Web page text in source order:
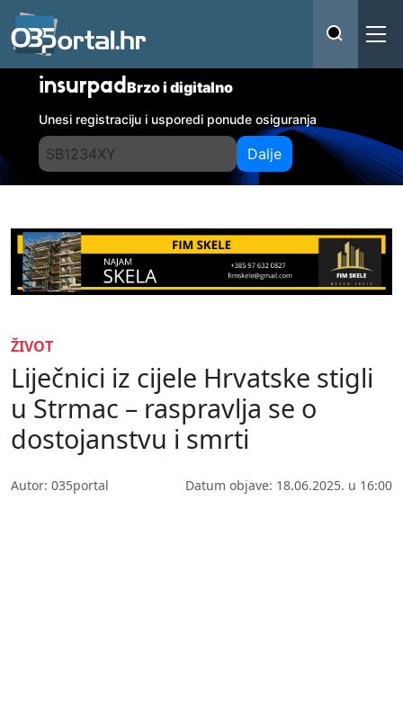
insurpadBrzo i digitalno
Unesi registraciju i usporedi ponude osiguranja
Dalje
ŽIVOT
Liječnici iz cijele Hrvatske stigli
u Strmac – raspravlja se o
dostojanstvu i smrti
Autor: 035portal Datum objave: 18.06.2025. u 16:00